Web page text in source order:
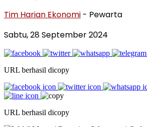
Tim Harian Ekonomi - Pewarta
Sabtu, 28 September 2024
URL berhasil dicopy
URL berhasil dicopy